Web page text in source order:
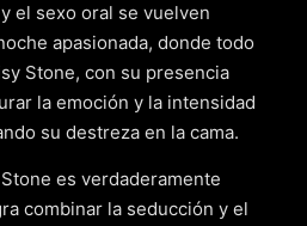
el sexo oral se vuelven
apasionada, donde todo
Stone, con su presencia
la emoción y la intensidad
su destreza en la cama.
es verdaderamente
combinar la seducción y el